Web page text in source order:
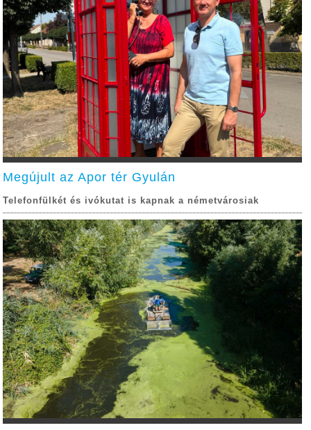
Megújult az Apor tér Gyulán
Telefonfülkét és ivókutat is kapnak a németvárosiak